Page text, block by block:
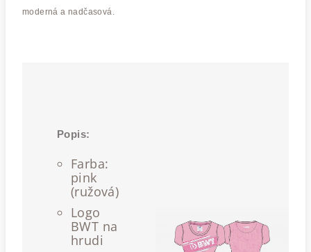
moderná a nadčasová.
Popis:
Farba:
pink
(ružová)
Logo
BWT na
hrudi